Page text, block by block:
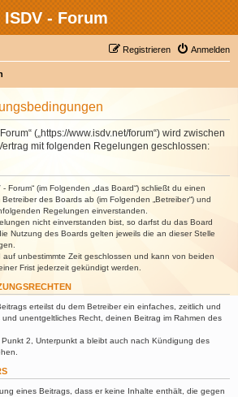
ISDV - Forum
Anmelden
Registrieren
(„https://www.isdv.net/forum“) wird zwischen
mit folgenden Regelungen geschlossen:
Forum“ (im Folgenden „das Board“) schließt du einen
des Boards ab (im Folgenden „Betreiber“) und
Regelungen einverstanden.
nicht einverstanden bist, so darfst du das Board
Nutzung des Boards gelten jeweils die an dieser Stelle
auf unbestimmte Zeit geschlossen und kann von beiden
Frist jederzeit gekündigt werden.
erteilst du dem Betreiber ein einfaches, zeitlich und
unentgeltliches Recht, deinen Beitrag im Rahmen des
2, Unterpunkt a bleibt auch nach Kündigung des
eines Beitrags, dass er keine Inhalte enthält, die gegen